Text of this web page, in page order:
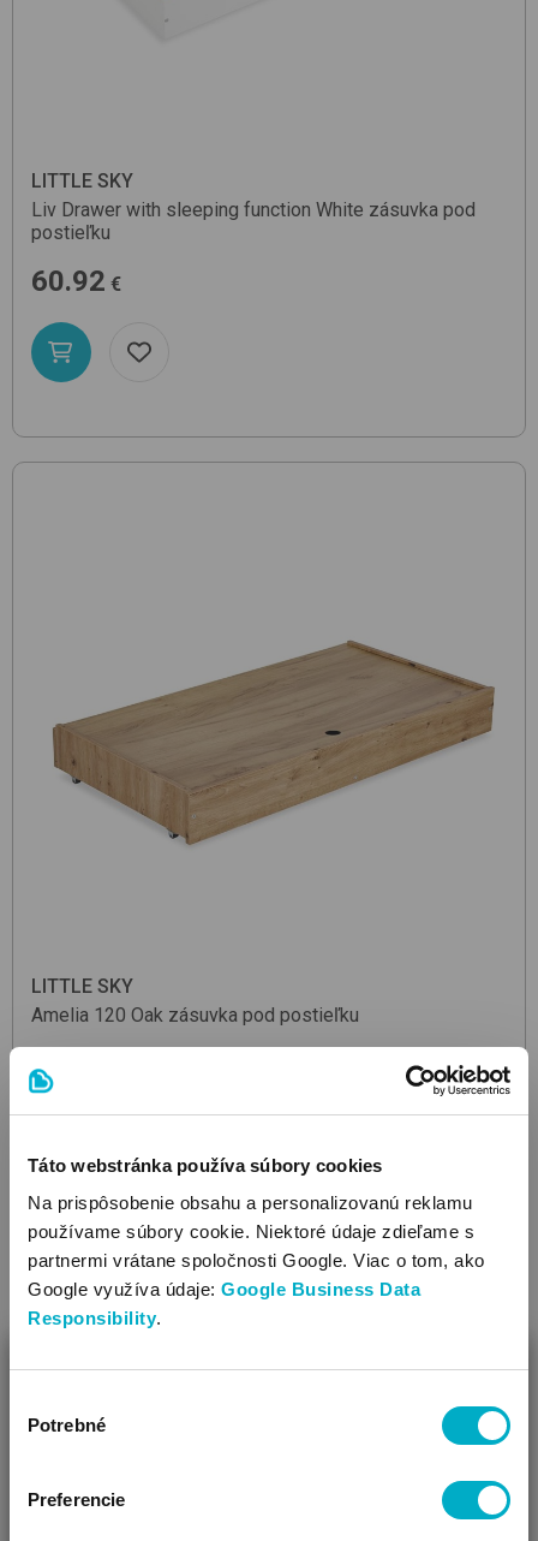
Táto webstránka používa súbory cookies
Na prispôsobenie obsahu a personalizovanú reklamu
používame súbory cookie. Niektoré údaje zdieľame s
partnermi vrátane spoločnosti Google. Viac o tom, ako
Google využíva údaje: Google Business Data
Responsibility.
súhlasu
Potrebné
Preferencie
LITTLE SKY
Liv Drawer with sleeping function White zásuvka pod
postieľku
60.92 €
LITTLE SKY
Amelia 120 Oak zásuvka pod postieľku
36.67